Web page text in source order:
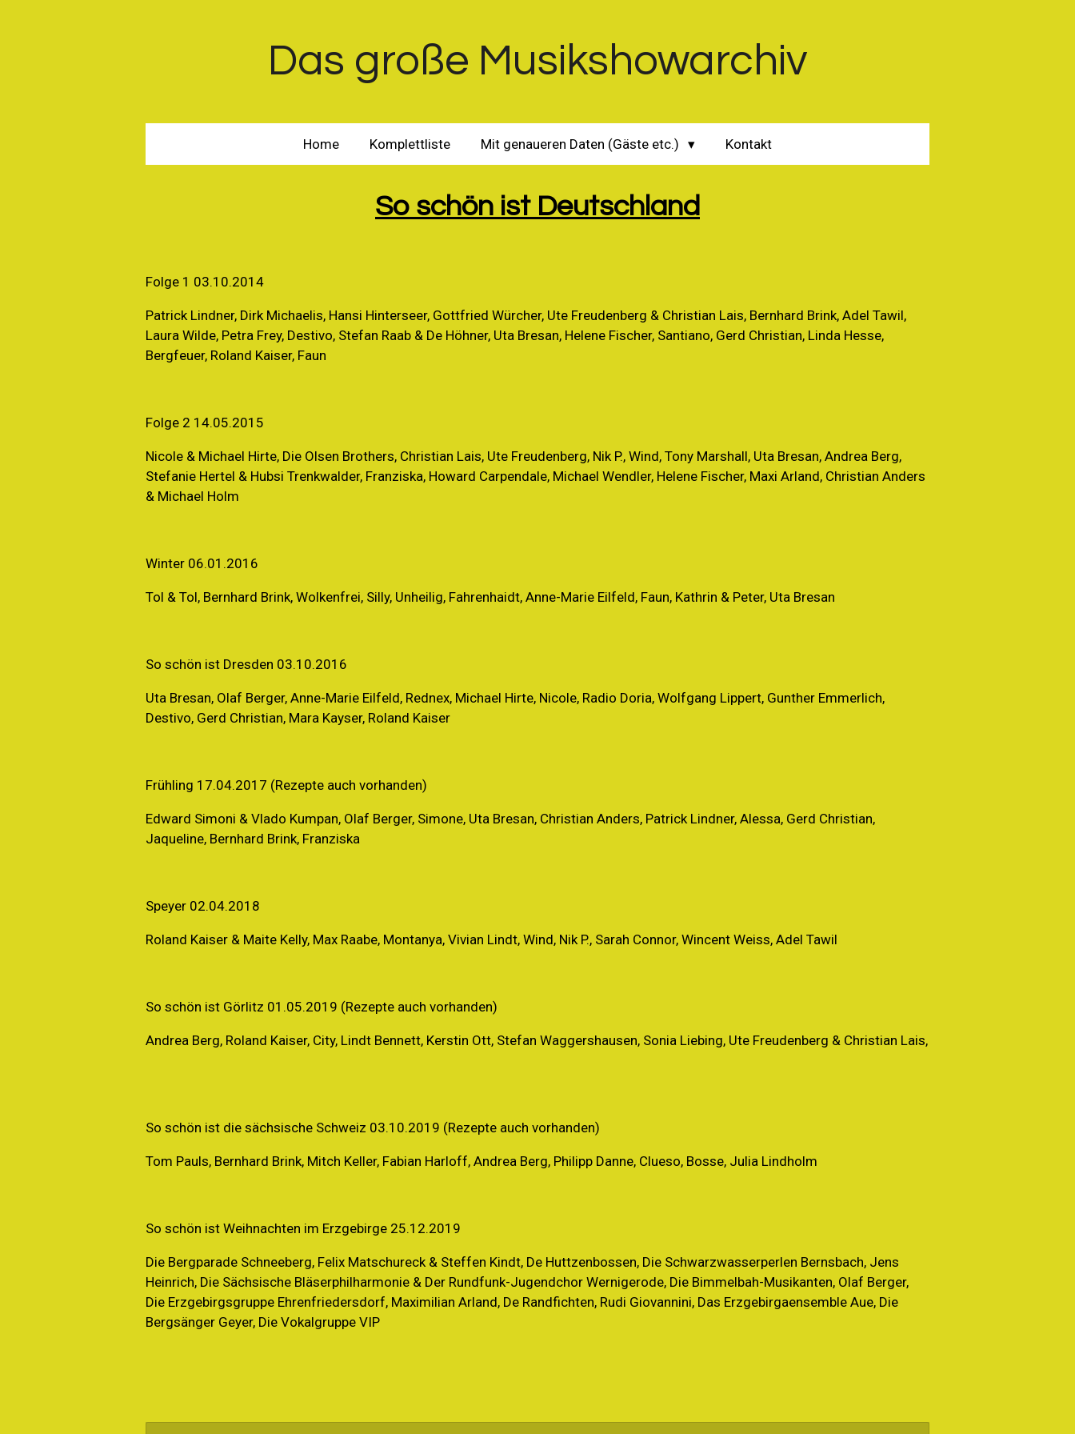
Das große Musikshowarchiv
Home Komplettliste Mit genaueren Daten (Gäste etc.) Kontakt
So schön ist Deutschland
Folge 1 03.10.2014
Patrick Lindner, Dirk Michaelis, Hansi Hinterseer, Gottfried Würcher, Ute Freudenberg & Christian Lais, Bernhard Brink, Adel Tawil,
Laura Wilde, Petra Frey, Destivo, Stefan Raab & De Höhner, Uta Bresan, Helene Fischer, Santiano, Gerd Christian, Linda Hesse,
Bergfeuer, Roland Kaiser, Faun
Folge 2 14.05.2015
Nicole & Michael Hirte, Die Olsen Brothers, Christian Lais, Ute Freudenberg, Nik P., Wind, Tony Marshall, Uta Bresan, Andrea Berg,
Stefanie Hertel & Hubsi Trenkwalder, Franziska, Howard Carpendale, Michael Wendler, Helene Fischer, Maxi Arland, Christian Anders
& Michael Holm
Winter 06.01.2016
Tol & Tol, Bernhard Brink, Wolkenfrei, Silly, Unheilig, Fahrenhaidt, Anne-Marie Eilfeld, Faun, Kathrin & Peter, Uta Bresan
So schön ist Dresden 03.10.2016
Uta Bresan, Olaf Berger, Anne-Marie Eilfeld, Rednex, Michael Hirte, Nicole, Radio Doria, Wolfgang Lippert, Gunther Emmerlich,
Destivo, Gerd Christian, Mara Kayser, Roland Kaiser
Frühling 17.04.2017 (Rezepte auch vorhanden)
Edward Simoni & Vlado Kumpan, Olaf Berger, Simone, Uta Bresan, Christian Anders, Patrick Lindner, Alessa, Gerd Christian,
Jaqueline, Bernhard Brink, Franziska
Speyer 02.04.2018
Roland Kaiser & Maite Kelly, Max Raabe, Montanya, Vivian Lindt, Wind, Nik P., Sarah Connor, Wincent Weiss, Adel Tawil
So schön ist Görlitz 01.05.2019 (Rezepte auch vorhanden)
Andrea Berg, Roland Kaiser, City, Lindt Bennett, Kerstin Ott, Stefan Waggershausen, Sonia Liebing, Ute Freudenberg & Christian Lais,
So schön ist die sächsische Schweiz 03.10.2019 (Rezepte auch vorhanden)
Tom Pauls, Bernhard Brink, Mitch Keller, Fabian Harloff, Andrea Berg, Philipp Danne, Clueso, Bosse, Julia Lindholm
So schön ist Weihnachten im Erzgebirge 25.12.2019
Die Bergparade Schneeberg, Felix Matschureck & Steffen Kindt, De Huttzenbossen, Die Schwarzwasserperlen Bernsbach, Jens
Heinrich, Die Sächsische Bläserphilharmonie & Der Rundfunk-Jugendchor Wernigerode, Die Bimmelbah-Musikanten, Olaf Berger,
Die Erzgebirgsgruppe Ehrenfriedersdorf, Maximilian Arland, De Randfichten, Rudi Giovannini, Das Erzgebirgaensemble Aue, Die
Bergsänger Geyer, Die Vokalgruppe VIP